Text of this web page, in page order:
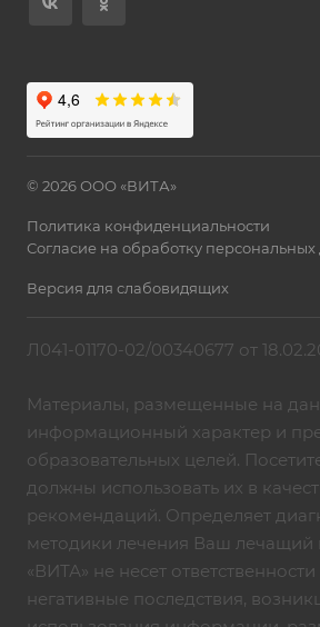
© 2026 ООО «ВИТА»
Политика конфиденциальности
Согласие на обработку
Версия для слабовидящих
Л041-01170-02/00340677 от
Материалы, размещенные на
информационный характер и
образовательных целей.
должны использовать их в
рекомендаций. Определяет
методики лечения Ваш
«ВИТА» не несет
негативные последствия,